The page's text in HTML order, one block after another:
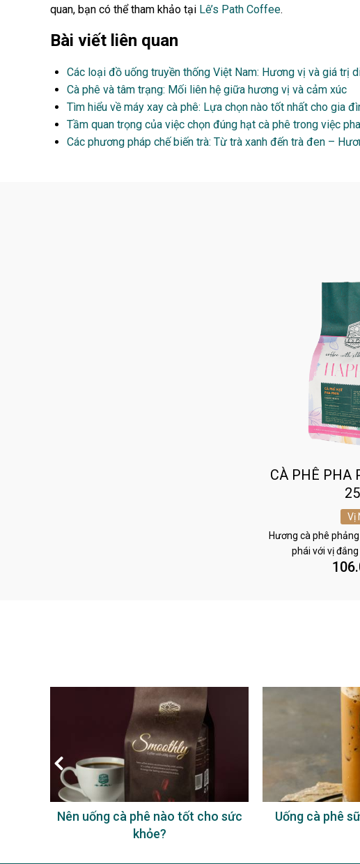
quan, bạn có thể tham khảo tại Lê’s Path Coffee.
Bài viết liên quan
Các loại đồ uống truyền thống Việt Nam: Hương vị và giá trị
Cà phê và tâm trạng: Mối liên hệ giữa hương vị và cảm xúc
Tìm hiểu về máy xay cà phê: Lựa chọn nào tốt nhất cho gia
Tầm quan trọng của việc chọn đúng hạt cà phê trong việc
Các phương pháp chế biến trà: Từ trà xanh đến trà đen –
CÀ PHÊ PHA
Vị
Hương cà phê
phái với vị đắng
Nên uống cà phê nào tốt cho sức
khỏe?
Uống cà phê